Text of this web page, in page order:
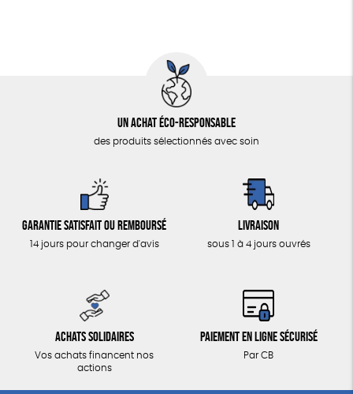
Un achat éco-responsable
des produits sélectionnés avec soin
Garantie satisfait ou remboursé
14 jours pour changer d'avis
Livraison
sous 1 à 4 jours ouvrés
Achats solidaires
Vos achats financent nos
actions
Paiement en ligne sécurisé
Par CB